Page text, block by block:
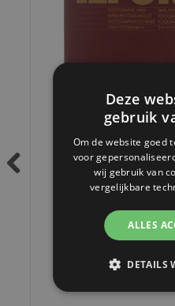
Ilford Multigrade FB Warm
Deze
gebruik
Om de website goed
voor
wij gebruik van
vergelijkbare
ALLES
DETAILS